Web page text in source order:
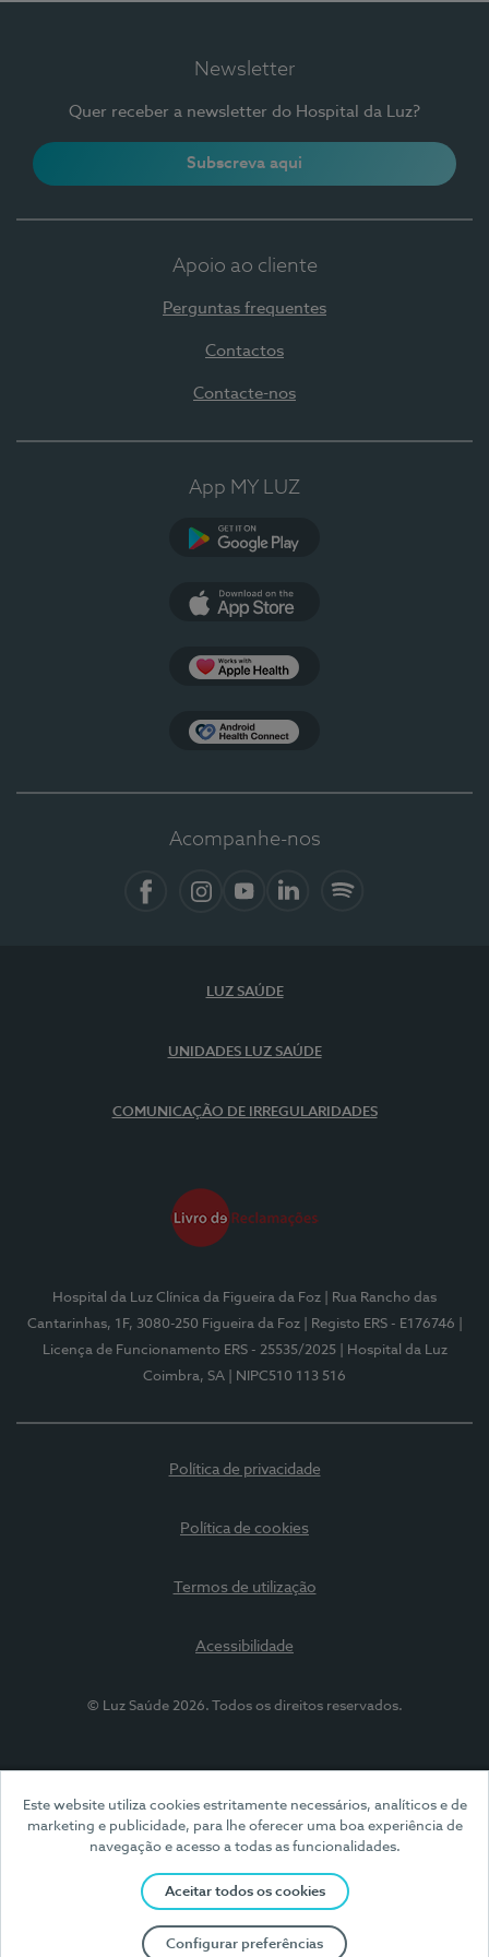
Este website utiliza cookies estritamente necessários, analíticos e de
marketing e publicidade, para lhe oferecer uma boa experiência de
navegação e acesso a todas as funcionalidades.
Aceitar todos os cookies
Configurar preferências
Newsletter
Quer receber a newsletter do Hospital da Luz?
Subscreva aqui
Apoio ao cliente
Perguntas frequentes
Contactos
Contacte-nos
App MY LUZ
Acompanhe-nos
LUZ SAÚDE
UNIDADES LUZ SAÚDE
COMUNICAÇÃO DE IRREGULARIDADES
Hospital da Luz Clínica da Figueira da Foz
| Rua Rancho das
Cantarinhas, 1F, 3080-250 Figueira da Foz
| Registo ERS - E176746
Licença de Funcionamento ERS - 25535/2025
| Hospital da Luz
Coimbra, SA
| NIPC510 113 516
Política de privacidade
Política de cookies
Termos de utilização
Acessibilidade
© Luz Saúde 2026. Todos os direitos reservados.